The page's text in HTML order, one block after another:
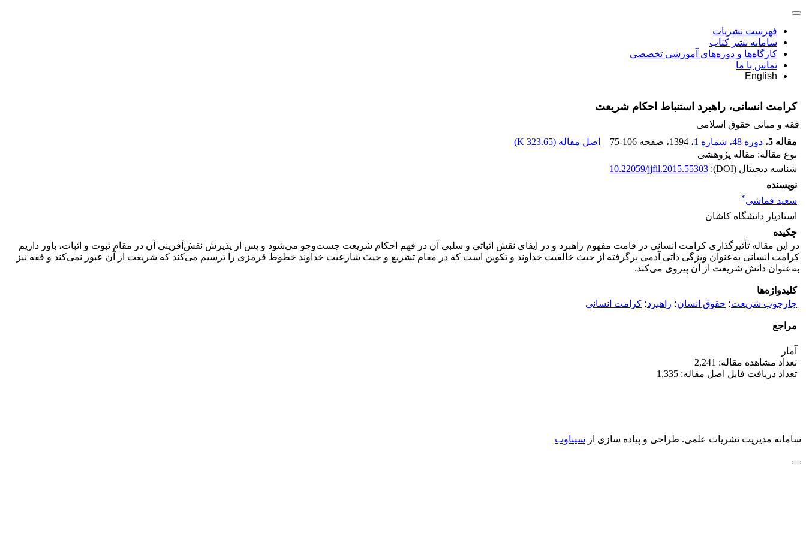
فهرست نشریات
سامانه نشر کتاب
کارگاه‌ها و دوره‌های آموزشی تخصصی
تماس با ما
English
کرامت انسانی، راهبرد استنباط احکام شریعت
فقه و مبانی حقوق اسلامی
مقاله 5
، دوره 48، شماره 1 ، 1394 ، صفحه 75-106 اصل مقاله (323.65 K
)
نوع مقاله: مقاله پژوهشی
شناسه دیجیتال (DOI):
10.22059/jjfil.2015.55303
نویسنده
سعید قماشی*
استادیار دانشگاه کاشان
چکیده
در این مقاله تأثیرگذاری کرامت انسانی در قامت مفهوم راهبرد و در ایفای نقش اثباتی و سلبی آن در فهم احکام شریعت جست‌وجو می‌شود و پس از پذیرش نقش‌آفرینی آن در مقام ثبوت و اثبات، باور داریم
کرامت انسانی به‌عنوان ویژگی ذاتی آدمی برگرفته از حیث خالقیت خداوند و تکوین است که در مقام تشریع و حیث شارعیت خداوند خطوط قرمزی را ترسیم می‌کند که شریعت از آن عبور نمی‌کند و فقه نیز
به‌عنوان دانش شریعت از آن پیروی می‌کند.
کلیدواژه‌ها
چارچوب شریعت؛ حقوق انسان؛ راهبرد؛ کرامت انسانی
مراجع
آمار
تعداد مشاهده مقاله: 2,241
تعداد دریافت فایل اصل مقاله: 1,335
سامانه مدیریت نشریات علمی. طراحی و پیاده سازی از سیناوب